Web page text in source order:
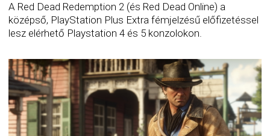
A Red Dead Redemption 2 (és Red Dead Online) a
középső, PlayStation Plus Extra fémjelzésű előfizetéssel
lesz elérhető Playstation 4 és 5 konzolokon.